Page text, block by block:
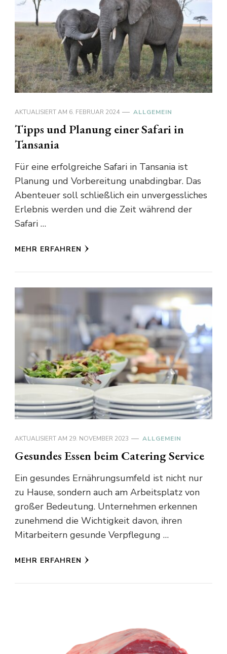
AKTUALISIERT AM 6. FEBRUAR 2024 ALLGEMEIN
Tipps und Planung einer Safari in
Tansania
Für eine erfolgreiche Safari in Tansania ist
Planung und Vorbereitung unabdingbar. Das
Abenteuer soll schließlich ein unvergessliches
Erlebnis werden und die Zeit während der
Safari …
MEHR ERFAHREN
AKTUALISIERT AM 29. NOVEMBER 2023 ALLGEMEIN
Gesundes Essen beim Catering Service
Ein gesundes Ernährungsumfeld ist nicht nur
zu Hause, sondern auch am Arbeitsplatz von
großer Bedeutung. Unternehmen erkennen
zunehmend die Wichtigkeit davon, ihren
Mitarbeitern gesunde Verpflegung …
MEHR ERFAHREN